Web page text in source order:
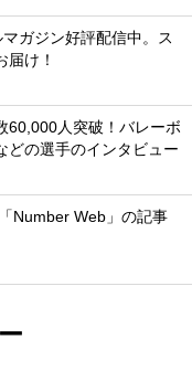
ガジン好評配信中。ス
届け！
60,000人突破！バレーボ
どの選手のインタビュー
Number Web」の記事